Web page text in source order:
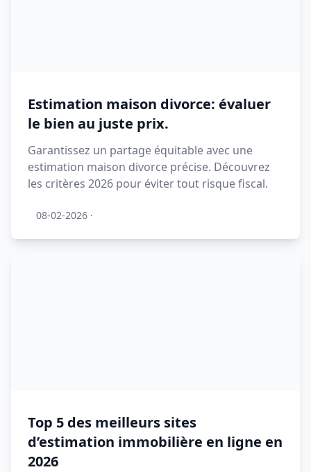
Estimation maison divorce: évaluer
le bien au juste prix.
Garantissez un partage équitable avec une
estimation maison divorce précise. Découvrez
les critères 2026 pour éviter tout risque fiscal.
08-02-2026 ·
Top 5 des meilleurs sites
d’estimation immobilière en ligne en
2026